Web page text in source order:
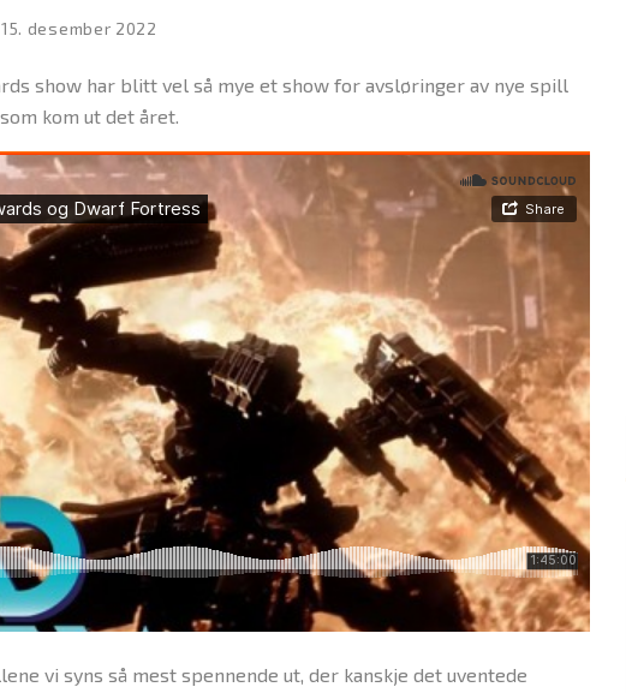
15. desember 2022
show har blitt vel så mye et show for avsløringer av nye spill
kom ut det året.
vi syns så mest spennende ut, der kanskje det uventede